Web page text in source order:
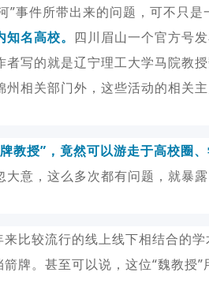
”事件所带出来的问题，可不只是
名高校。 四川眉山一个官方号
写的就是辽宁理工大学马院教授
州相关部门外，这些活动的相关
教授”，竟然可以游走于高校圈
大意，这么多次都有问题，就暴
比较流行的线上线下相结合的
牌。甚至可以说，这位“魏教